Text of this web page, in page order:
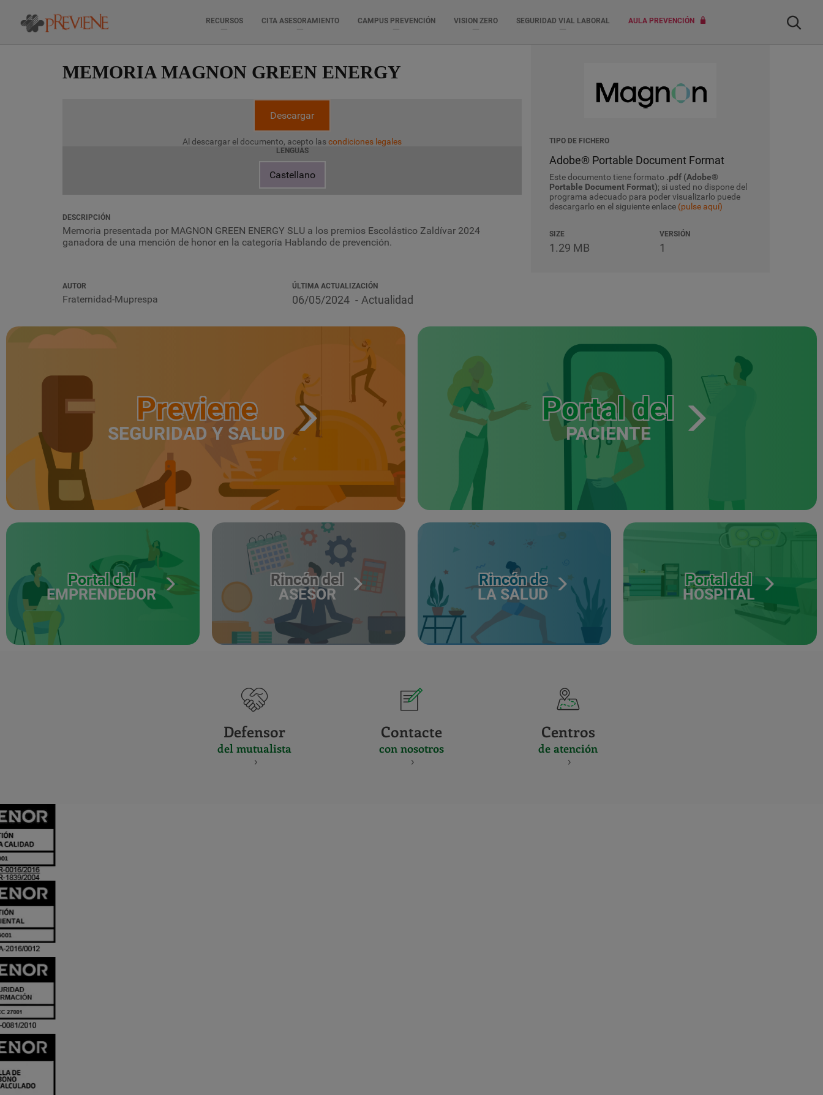
RECURSOS CITA ASESORAMIENTO CAMPUS PREVENCIÓN VISION ZERO SEGURIDAD VIAL LABORAL AULA PREVENCIÓN Buscar
MEMORIA MAGNON GREEN ENERGY
Descargar
Al descargar el documento, acepto lascondiciones legales
LENGUAS
Castellano
DESCRIPCIÓN
Memoria presentada por MAGNON GREEN ENERGY SLU a los premios Escolástico Zaldívar 2024
ganadora de una mención de honor en la categoría Hablando de prevención.
AUTOR
Fraternidad-Muprespa
ÚLTIMA ACTUALIZACIÓN
06/05/2024 Actualidad
TIPO DE FICHERO
Adobe® Portable Document Format
Este documento tiene formato .pdf (Adobe®
Portable Document Format); si usted no dispone del
programa adecuado para poder visualizarlo puede
descargarlo en el siguiente enlace (pulse aquí)
SIZE
1.29 MB
VERSIÓN
1
Previene
SEGURIDAD Y SALUD
Portal del
PACIENTE
Portal del
EMPRENDEDOR
Rincón del
ASESOR
Rincón de
LA SALUD
Portal del
HOSPITAL
Defensor
del mutualista
Contacte
con nosotros
Centros
de atención